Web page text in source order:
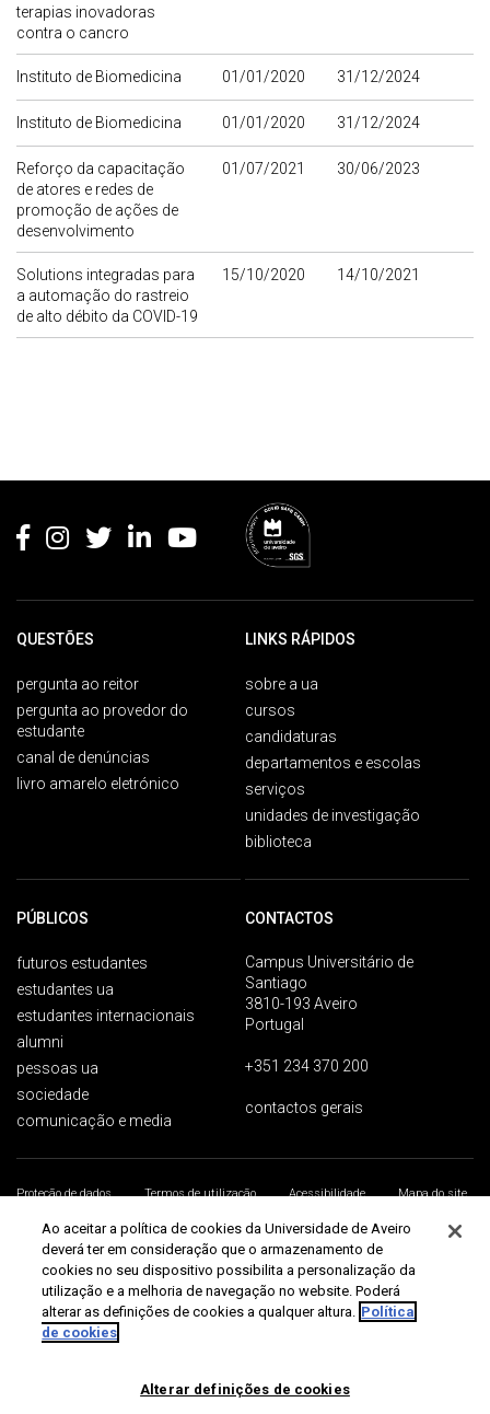
terapias inovadoras
contra o cancro
Instituto de Biomedicina 01/01/2020 31/12/2024
Instituto de Biomedicina 01/01/2020 31/12/2024
Reforço da capacitação
de atores e redes de
promoção de ações de
desenvolvimento
01/07/2021 30/06/2023
Solutions integradas para
a automação do rastreio
de alto débito da COVID-19
15/10/2020 14/10/2021
QUESTÕES
pergunta ao reitor
pergunta ao provedor do
estudante
canal de denúncias
livro amarelo eletrónico
LINKS RÁPIDOS
sobre a ua
cursos
candidaturas
departamentos e escolas
serviços
unidades de investigação
biblioteca
PÚBLICOS
futuros estudantes
estudantes ua
estudantes internacionais
alumni
pessoas ua
sociedade
comunicação e media
CONTACTOS
Campus Universitário de
Santiago
3810-193 Aveiro
Portugal
+351 234 370 200
contactos gerais
Proteção de dados Termos de utilização Acessibilidade
Mapa do site
Universidade de Aveiro 2026
Ao aceitar a política de cookies da Universidade de Aveiro
deverá ter em consideração que o armazenamento de
cookies no seu dispositivo possibilita a personalização da
utilização e a melhoria de navegação no website. Poderá
alterar as definições de cookies a qualquer altura. Política
de cookies
Alterar definições de cookies